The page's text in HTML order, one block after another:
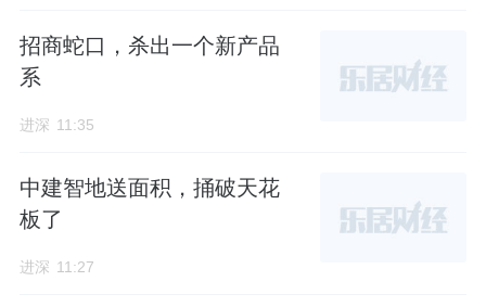
招商蛇口，杀出一个新产品
系
进深 11:35
中建智地送面积，捅破天花
板了
进深 11:27